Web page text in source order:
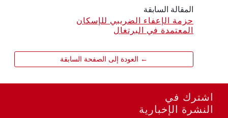
المقالة السابقة
حزمة الإعفاء الضريبي للإسكان
المعتمدة في البرتغال
← العودة إلى الصفحة السابقة
اشترك في
النشرة الإخبارية